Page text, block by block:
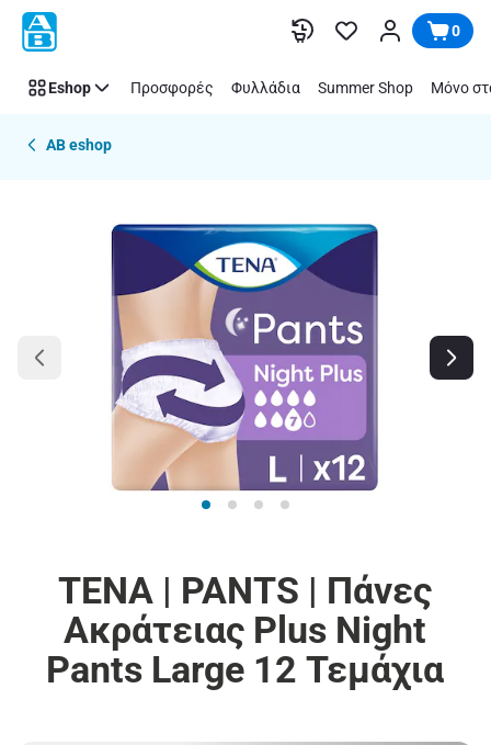
Παράλειψη 0
Eshop Προσφορές Φυλλάδια Summer Shop Μόνο
AB eshop
TENA | PANTS | Πάνες
Ακράτειας Plus Night
Pants Large 12 Τεμάχια